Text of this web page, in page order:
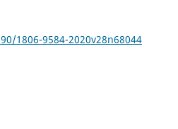
1806-9584-2020v28n68044